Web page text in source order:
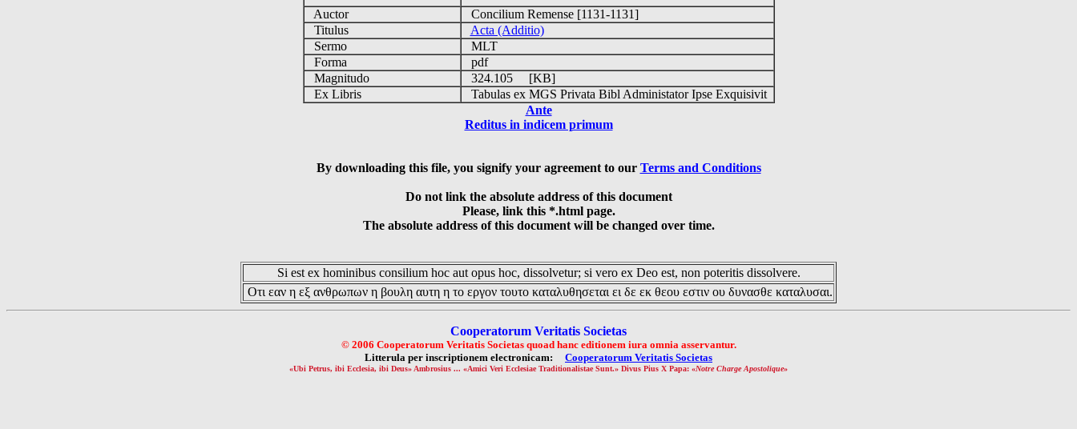
Auctor
Concilium Remense [1131-1131]
Titulus
Acta (Additio)
Sermo
MLT
Forma
pdf
Magnitudo
324.105 [KB]
Ex Libris
Tabulas ex MGS Privata Bibl Administator Ipse Exquisivit
Ante
Reditus in indicem primum
By downloading this file, you signify your agreement to our Terms and Conditions
Do not link the absolute address of this document
Please, link this *.html page.
The absolute address of this document will be changed over time.
Si est ex hominibus consilium hoc aut opus hoc, dissolvetur; si vero ex Deo est, non poteritis dissolvere.
Οτι εαν η εξ ανθρωπων η βουλη αυτη η το εργον τουτο καταλυθησεται ει δε εκ θεου εστιν ου δυνασθε καταλυσαι.
Cooperatorum Veritatis Societas
© 2006 Cooperatorum Veritatis Societas quoad hanc editionem iura omnia asservantur.
Litterula per inscriptionem electronicam: Cooperatorum Veritatis Societas
«Ubi Petrus, ibi Ecclesia, ibi Deus» Ambrosius ... «Amici Veri Ecclesiae Traditionalistae Sunt.» Divus Pius X Papa: «Notre Charge Apostolique»